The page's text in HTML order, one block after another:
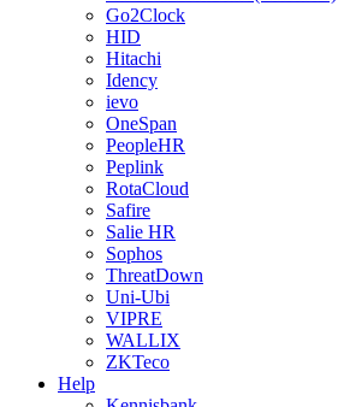
Go2Clock
HID
Hitachi
Idency
ievo
OneSpan
PeopleHR
Peplink
RotaCloud
Safire
Salie HR
Sophos
ThreatDown
Uni-Ubi
VIPRE
WALLIX
ZKTeco
Help